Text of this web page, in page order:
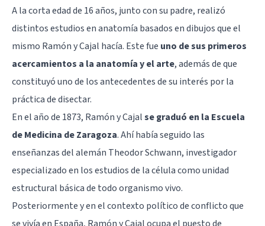
A la corta edad de 16 años, junto con su padre, realizó
distintos estudios en anatomía basados en dibujos que el
mismo Ramón y Cajal hacía. Este fue uno de sus primeros
acercamientos a la anatomía y el arte, además de que
constituyó uno de los antecedentes de su interés por la
práctica de disectar.
En el año de 1873, Ramón y Cajalse graduó en la Escuela
de Medicina de Zaragoza. Ahí había seguido las
enseñanzas del alemán Theodor Schwann, investigador
especializado en los estudios de la célula como unidad
estructural básica de todo organismo vivo.
Posteriormente y en el contexto político de conflicto que